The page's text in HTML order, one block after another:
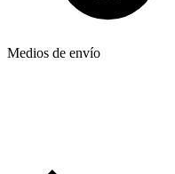
Medios de envío